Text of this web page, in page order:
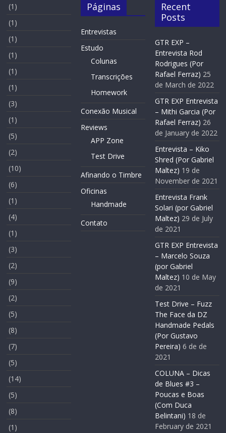
(1)
(1)
(1)
(1)
(1)
(1)
(3)
(1)
(5)
(2)
(10)
(6)
(1)
(4)
(1)
(3)
(2)
(9)
(2)
(5)
(8)
(7)
(5)
(14)
(5)
(8)
(1)
Páginas
Entrevistas
Estudo
Colunas
Transcrições
Homework
Conexão Musical
Reviews
APP Zone
Test Drive
Afinando o Timbre
Oficinas
Handmade
Contato
Recent
Posts
GTR EXP –
Entrevista Rod
Rodrigues (Por
Rafael Ferraz) 25
de March de 2022
GTR EXP Entrevista
– Mithi Garcia (Por
Rafael Ferraz) 26
de January de 2022
Entrevista – Kiko
Shred (Por Gabriel
Maltez) 19 de
November de 2021
Entrevista Frank
Solari (por Gabriel
Maltez) 29 de July
de 2021
GTR EXP Entrevista
– Marcelo Souza
(por Gabriel
Maltez) 10 de May
de 2021
Test Drive – Fuzz
The Face da DZ
Handmade Pedals
(Por Gustavo
Pereira) 6 de de
2021
COLUNA – Dicas
de Blues #3 –
Poucas e Boas
(Com Duca
Belintani) 18 de
February de 2021